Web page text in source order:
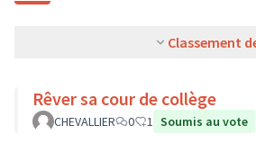
Classement
Rêver sa cour de collège
CHEVALLIER 0 1 Soumis au vote